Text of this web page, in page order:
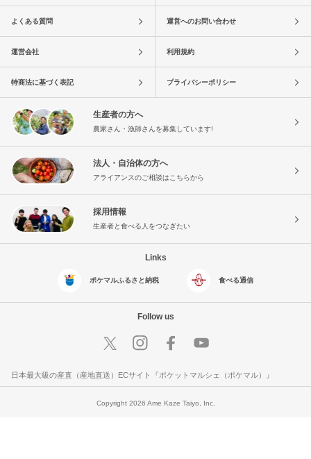
よくある質問 運営へのお問い合わせ
運営会社 利用規約
特商法に基づく表記 プライバシーポリシー
生産者の方へ
農家さん・漁師さんを募集しています!
法人・自治体の方へ
アライアンスのご相談はこちらから
採用情報
生産者と食べる人をつなぎたい
Links
ポケマルふるさと納税 食べる通信
Follow us
日本最大級の産直（産地直送）ECサイト『ポケットマルシェ（ポケマル）』
Copyright 2026 Ame Kaze Taiyo, Inc.